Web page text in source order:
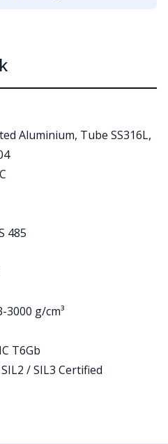
Aluminium, Tube SS316L,
485
3000 g/cm³
T6Gb
/ SIL3 Certified